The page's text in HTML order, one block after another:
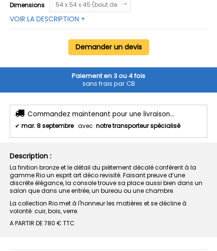
Dimensions
VOIR LA DESCRIPTION +
Demander un devis
Paiement en 3 ou 4 fois
sans frais par CB
Commandez maintenant pour une livraison...
✔ mar. 8 septembre avec notre transporteur spécialisé
Description :
La finition bronze et le détail du piétement décalé confèrent à la
gamme Rio un esprit art déco revisité. Faisant preuve d’une
discrète élégance, la console trouve sa place aussi bien dans un
salon que dans une entrée, un bureau ou une chambre.
La collection Rio met à l'honneur les matières et se décline à
volonté: cuir, bois, verre.
A PARTIR DE 780 € TTC